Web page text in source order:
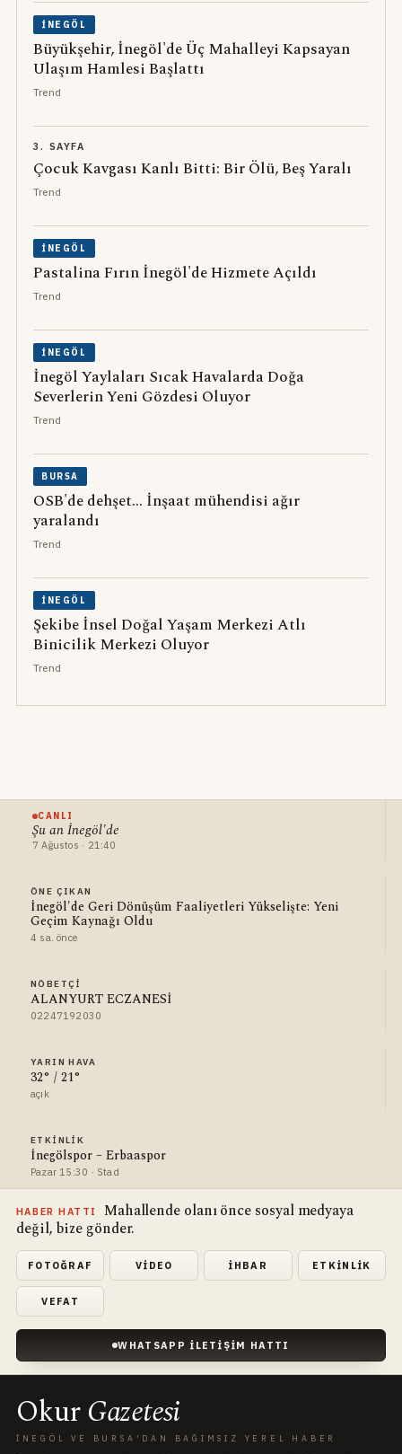
İNEGÖL
Büyükşehir, İnegöl'de Üç Mahalleyi Kapsayan
Ulaşım Hamlesi Başlattı
Trend
3. SAYFA
Çocuk Kavgası Kanlı Bitti: Bir Ölü, Beş Yaralı
Trend
İNEGÖL
Pastalina Fırın İnegöl'de Hizmete Açıldı
Trend
İNEGÖL
İnegöl Yaylaları Sıcak Havalarda Doğa
Severlerin Yeni Gözdesi Oluyor
Trend
BURSA
OSB'de dehşet... İnşaat mühendisi ağır
yaralandı
Trend
İNEGÖL
Şekibe İnsel Doğal Yaşam Merkezi Atlı
Binicilik Merkezi Oluyor
Trend
CANLI
Şu an İnegöl'de
7 Ağustos · 21:40
ÖNE ÇIKAN
İnegöl'de Geri Dönüşüm Faaliyetleri Yükselişte: Yeni
Geçim Kaynağı Oldu
4 sa. önce
NÖBETÇI
ALANYURT ECZANESİ
02247192030
YARIN HAVA
32° / 21°
açık
ETKINLIK
İnegölspor – Erbaaspor
Pazar 15:30 · Stad
HABER HATTI
Mahallende olanı önce sosyal medyaya
değil, bize gönder.
FOTOĞRAF VIDEO İHBAR ETKINLIK
VEFAT
WHATSAPP İLETIŞIM HATTI
OkurGazetesi
İNEGÖL VE BURSA'DAN BAĞIMSIZ YEREL HABER